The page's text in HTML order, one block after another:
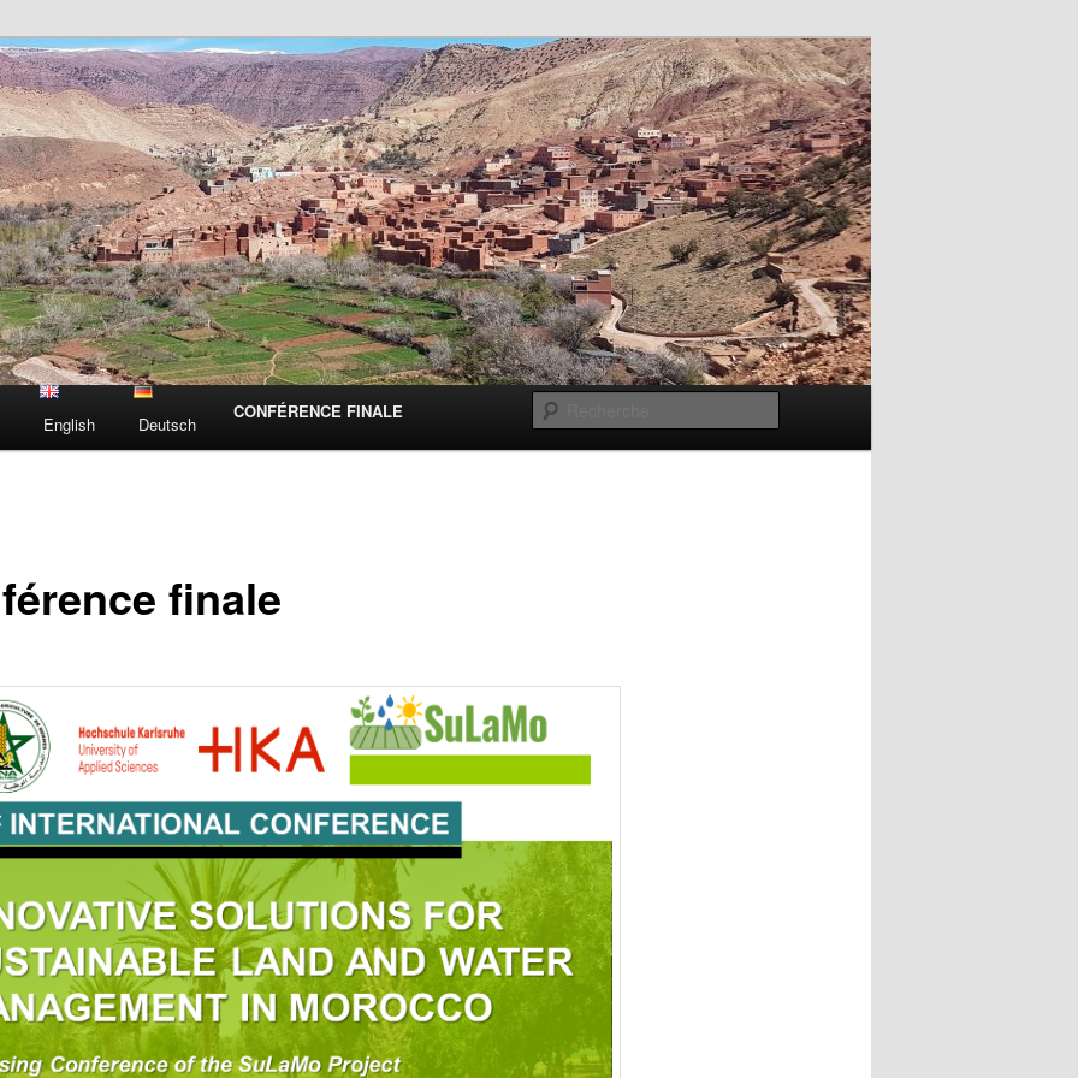
Morocco
English Deutsch
CONFÉRENCE FINALE
finale